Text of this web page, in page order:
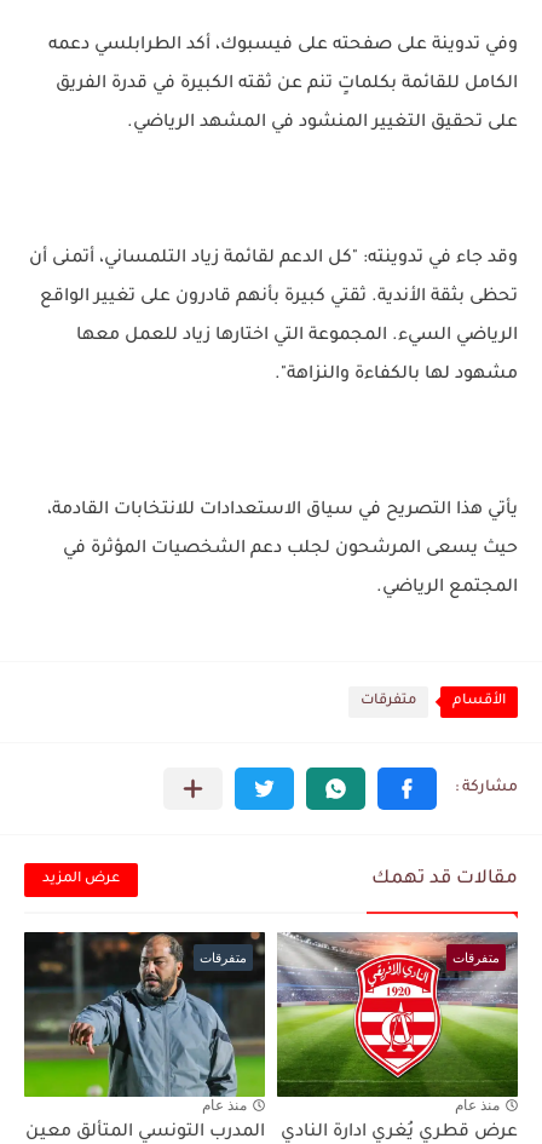
وفي تدوينة على صفحته على فيسبوك، أكد الطرابلسي دعمه
الكامل للقائمة بكلماتٍ تنم عن ثقته الكبيرة في قدرة الفريق
على تحقيق التغيير المنشود في المشهد الرياضي.
وقد جاء في تدوينته: "كل الدعم لقائمة زياد التلمساني، أتمنى أن
تحظى بثقة الأندية. ثقتي كبيرة بأنهم قادرون على تغيير الواقع
الرياضي السيء. المجموعة التي اختارها زياد للعمل معها
مشهود لها بالكفاءة والنزاهة".
يأتي هذا التصريح في سياق الاستعدادات للانتخابات القادمة،
حيث يسعى المرشحون لجلب دعم الشخصيات المؤثرة في
المجتمع الرياضي.
الأقسام متفرقات
مقالات قد تهمك عرض المزيد
متفرقات
منذ عام
عرض قطري يُغري ادارة النادي
متفرقات
منذ عام
المدرب التونسي المتألق معين